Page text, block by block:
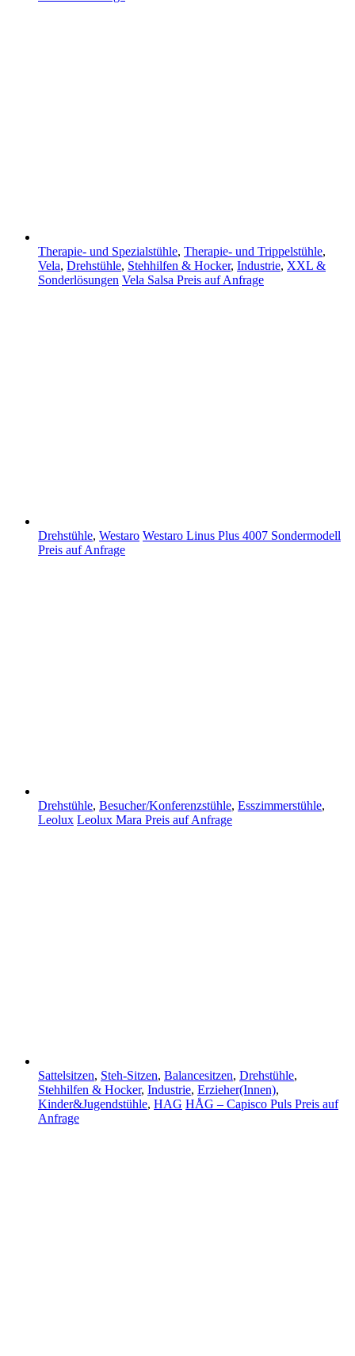
Therapie- und Spezialstühle, Therapie- und Trippelstühle,
Vela, Drehstühle, Stehhilfen & Hocker, Industrie, XXL &
Sonderlösungen Vela Salsa Preis auf Anfrage
Drehstühle, Westaro Westaro Linus Plus 4007 Sondermodell
Preis auf Anfrage
Drehstühle, Besucher/Konferenzstühle, Esszimmerstühle,
Leolux Leolux Mara Preis auf Anfrage
Sattelsitzen, Steh-Sitzen, Balancesitzen, Drehstühle,
Stehhilfen & Hocker, Industrie, Erzieher(Innen),
Kinder&Jugendstühle, HAG HÅG – Capisco Puls Preis auf
Anfrage